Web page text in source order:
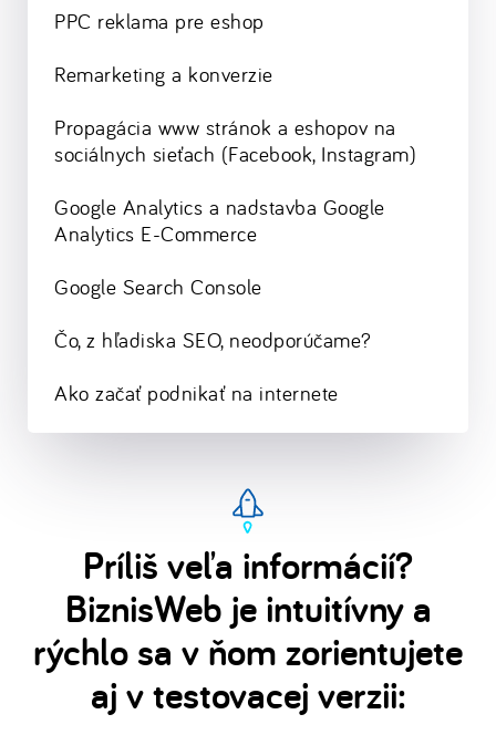
PPC reklama pre eshop
Remarketing a konverzie
Propagácia www stránok a eshopov na
sociálnych sieťach (Facebook, Instagram)
Google Analytics a nadstavba Google
Analytics E-Commerce
Google Search Console
Čo, z hľadiska SEO, neodporúčame?
Ako začať podnikať na internete
Príliš veľa informácií?
BiznisWeb je intuitívny a
rýchlo sa v ňom zorientujete
aj v testovacej verzii: